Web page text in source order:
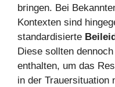
bringen. Bei
Kontexten sind
standardisierte
Diese sollten dennoch
enthalten, um das
in der Trauersituation